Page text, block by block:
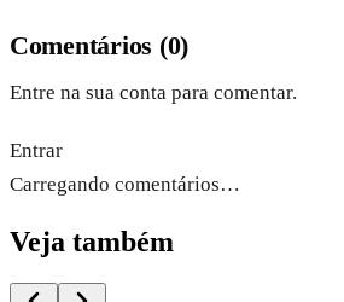
Comentários (0)
Entre na sua conta para comentar.
Entrar
Carregando comentários…
Veja também